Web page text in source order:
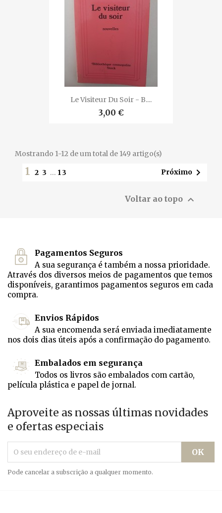
Le Visiteur Du Soir - B....
3,00 €
Mostrando 1-12 de um total de 149 artigo(s)
1 2 3 … 13 Próximo 
Voltar ao topo 
Pagamentos Seguros
A sua segurança é também a nossa prioridade.
Através dos diversos meios de pagamentos que temos
disponíveis, garantimos pagamentos seguros em cada
compra.
Envios Rápidos
A sua encomenda será enviada imediatamente
nos dois dias úteis após a confirmação do pagamento.
Embalados em segurança
Todos os livros são embalados com cartão,
película plástica e papel de jornal.
Aproveite as nossas últimas novidades
e ofertas especiais
Pode cancelar a subscrição a qualquer momento.